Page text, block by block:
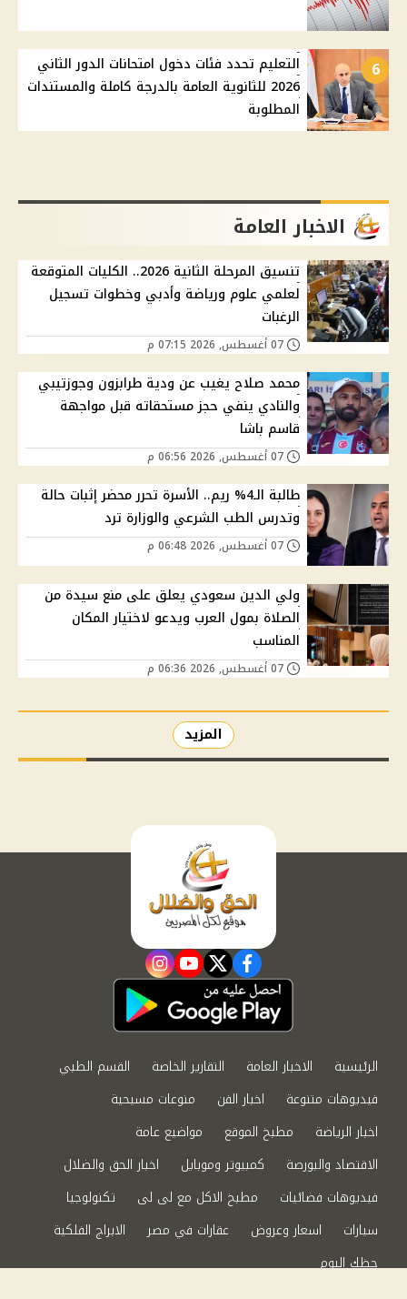
6
التعليم تحدد فئات دخول امتحانات الدور الثاني
2026 للثانوية العامة بالدرجة كاملة والمستندات
المطلوبة
الاخبار العامة
تنسيق المرحلة الثانية 2026.. الكليات المتوقعة
لعلمي علوم ورياضة وأدبي وخطوات تسجيل
الرغبات
محمد صلاح يغيب عن ودية طرابزون وجوزتيبي
والنادي ينفي حجز مستحقاته قبل مواجهة
قاسم باشا
طالبة الـ4% ريم.. الأسرة تحرر محضر إثبات حالة
وتدرس الطب الشرعي والوزارة ترد
ولي الدين سعودي يعلق على منع سيدة من
الصلاة بمول العرب ويدعو لاختيار المكان
المناسب
المزيد
facebook
twitter
youtube
instagram
الرئيسية الاخبار العامة التقارير الخاصة
القسم الطبي
فيديوهات متنوعة
اخبار الفن
منوعات مسيحية
اخبار الرياضة
مطبخ الموقع
مواضيع عامة
الاقتصاد والبورصة
كمبيوتر وموبايل
اخبار الحق والضلال
فيديوهات فضائيات
مطبخ الاكل مع لى لى
تكنولوجيا
سيارات
اسعار وعروض عقارات في مصر
الابراج الفلكية
حظك اليوم